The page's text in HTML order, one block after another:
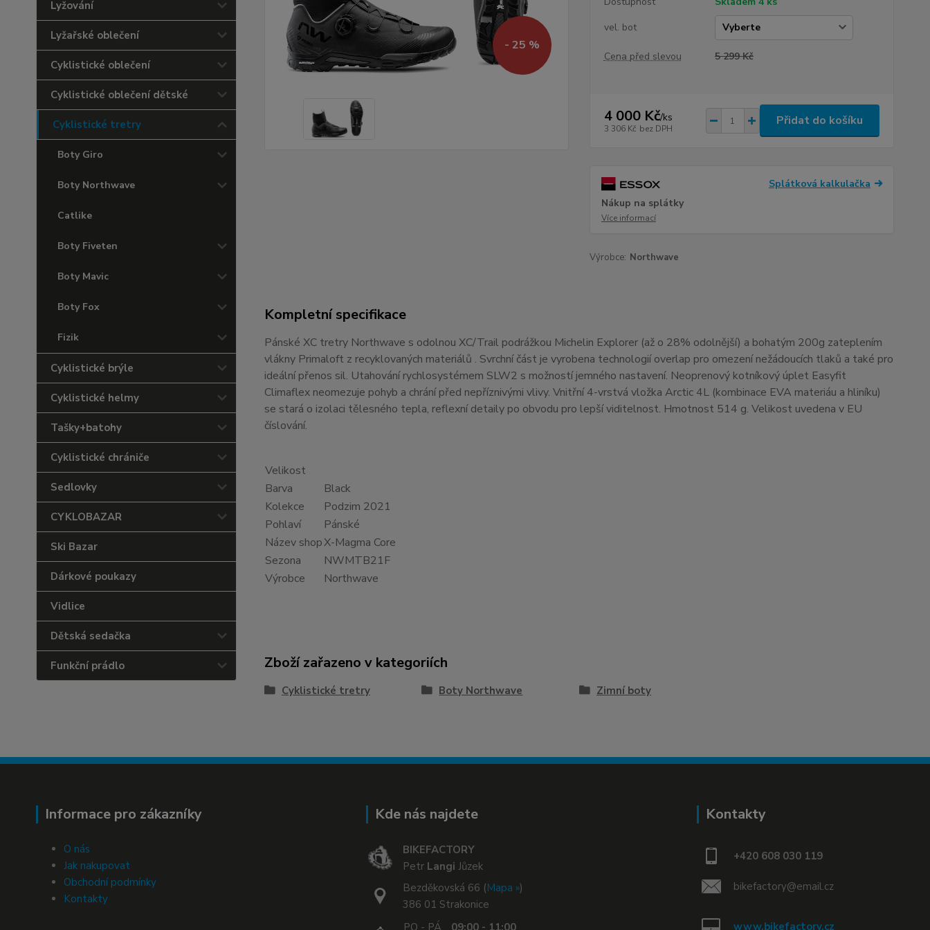
Lyžování
Lyžařské oblečení
Cyklistické oblečení
Cyklistické oblečení dětské
Cyklistické tretry
Boty Giro
Boty Northwave
Catlike
Boty Fiveten
Boty Mavic
Boty Fox
Fizik
Cyklistické brýle
Cyklistické helmy
Tašky+batohy
Cyklistické chrániče
Sedlovky
CYKLOBAZAR
Ski Bazar
Dárkové poukazy
Vidlice
Dětská sedačka
Funkční prádlo
- 25 %
vel. bot
Cena před slevou 5 299 Kč
4 000 Kč/ks
3 306 Kč bez DPH
Přidat do košíku
Splátková kalkulačka
Nákup na splátky
Více informací
Výrobce: Northwave
Kompletní specifikace
Pánské XC tretry Northwave s odolnou XC/Trail podrážkou Michelin Explorer (až o 28% odolnější) a bohatým 200g zateplením
vlákny Primaloft z recyklovaných materiálů . Svrchní část je vyrobena technologií overlap pro omezení nežádoucích tlaků a také pro
ideální přenos sil. Utahování rychlosystémem SLW2 s možností jemného nastavení. Neoprenový kotníkový úplet Easyfit
Climaflex neomezuje pohyb a chrání před nepříznivými vlivy. Vnitřní 4-vrstvá vložka Arctic 4L (kombinace EVA materiáu a hliníku)
se stará o izolaci tělesného tepla, reflexní detaily po obvodu pro lepší viditelnost. Hmotnost 514 g. Velikost uvedena v EU
číslování.
Velikost
Barva
Black
Kolekce
Podzim 2021
Pohlaví
Pánské
Název shopX-Magma Core
Sezona
NWMTB21F
Výrobce
Northwave
Zboží zařazeno v kategoriích
Cyklistické tretry Boty Northwave Zimní boty
Informace pro zákazníky
O nás
Jak nakupovat
Obchodní podmínky
Kontakty
Kde nás najdete
BIKEFACTORY
Petr Langi Jůzek
Bezděkovská 66 (Mapa »)
386 01 Strakonice
PO - PÁ
09:00 - 11:00
Kontakty
+420 608 030 119
bikefactory@email.cz
www.bikefactory.cz